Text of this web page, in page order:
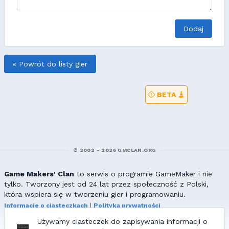
Dodaj
« Powrót do listy gier
Używamy ciasteczek do zapisywania informacji o
BETA
© 2002 - 2026 GMCLAN.ORG
Game Makers' Clan to serwis o programie GameMaker i nie
tylko. Tworzony jest od 24 lat przez społeczność z Polski,
która wspiera się w tworzeniu gier i programowaniu.
Informacje o ciasteczkach
Polityka prywatności
Wszelkie prawa zastrzeżone. Kopiowanie materiałów bez zgody